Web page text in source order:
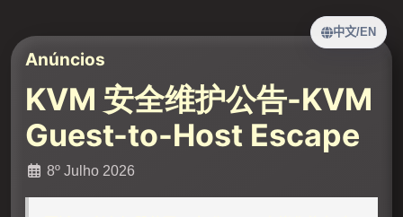
中文/EN
Anúncios
KVM 安全维护公告-KVM
Guest-to-Host Escape
8º Julho 2026